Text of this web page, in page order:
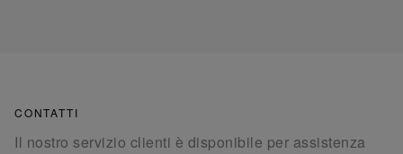
CONTATTI
Il nostro servizio clienti è disponibile per assistenza